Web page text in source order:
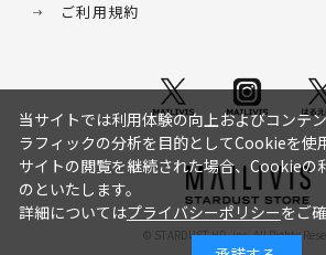
ご利用規約
© STARDUST HD. inc. All Rights
当サイトでは利用体験の向上およびコンテ
ラフィックの分析を目的としてCookieを使
サイトの閲覧を継続された場合、Cookieの
のといたします。
詳細についてはプライバシーポリシーをご